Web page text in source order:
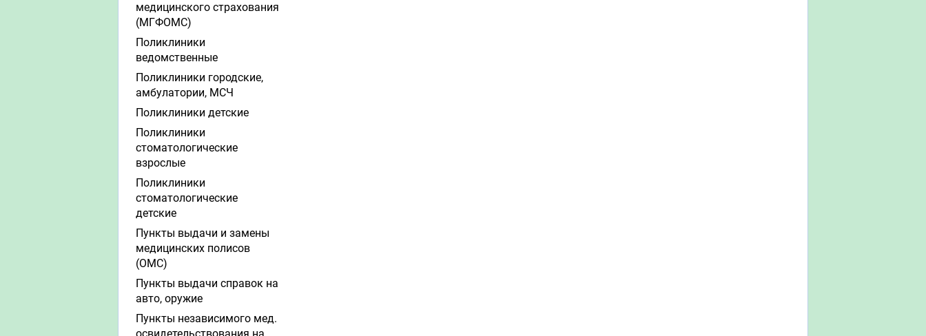
медицинского страхования
(МГФОМС)
Поликлиники
ведомственные
Поликлиники городские,
амбулатории, МСЧ
Поликлиники детские
Поликлиники
стоматологические
взрослые
Поликлиники
стоматологические
детские
Пункты выдачи и замены
медицинских полисов
(ОМС)
Пункты выдачи справок на
авто, оружие
Пункты независимого мед.